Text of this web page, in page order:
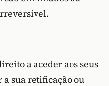
a aceder aos seus
a sua retificação ou